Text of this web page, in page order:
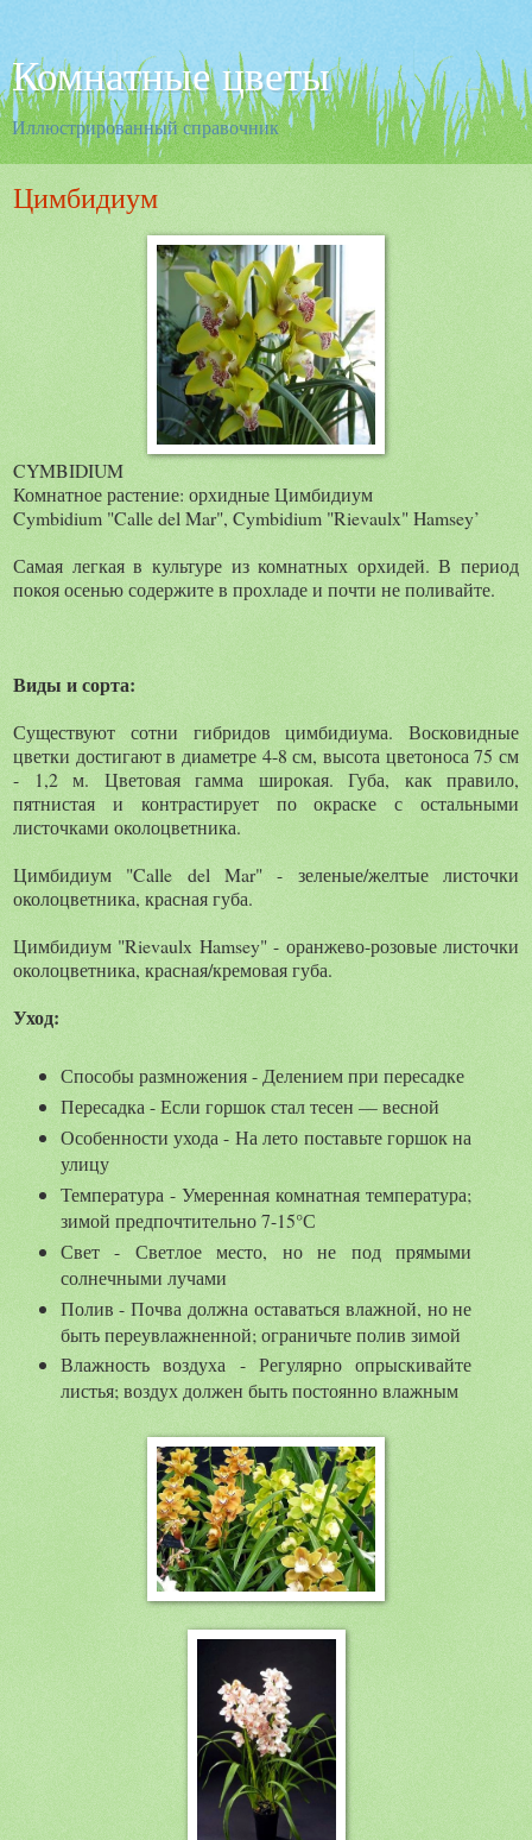
Комнатные цветы
Иллюстрированный справочник
Цимбидиум
CYMBIDIUM
Комнатное растение: орхидные Цимбидиум
Cymbidium "Calle del Mar", Cymbidium "Rievaulx" Hamsey’
Самая легкая в культуре из комнатных орхидей. В период
покоя осенью содержите в прохладе и почти не поливайте.
Виды и сорта:
Существуют сотни гибридов цимбидиума. Восковидные
цветки достигают в диаметре 4-8 см, высота цветоноса 75 см
- 1,2 м. Цветовая гамма широкая. Губа, как правило,
пятнистая и контрастирует по окраске с остальными
листочками околоцветника.
Цимбидиум "Calle del Mar" - зеленые/желтые листочки
околоцветника, красная губа.
Цимбидиум "Rievaulx Hamsey" - оранжево-розовые листочки
околоцветника, красная/кремовая губа.
Уход:
Способы размножения - Делением при пересадке
Пересадка - Если горшок стал тесен — весной
Особенности ухода - На лето поставьте горшок на
улицу
Температура - Умеренная комнатная температура;
зимой предпочтительно 7-15°С
Свет - Светлое место, но не под прямыми
солнечными лучами
Полив - Почва должна оставаться влажной, но не
быть переувлажненной; ограничьте полив зимой
Влажность воздуха - Регулярно опрыскивайте
листья; воздух должен быть постоянно влажным